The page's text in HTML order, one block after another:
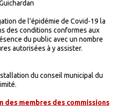
de l'épidémie de Covid-19 la
des conditions conformes aux
du public avec un nombre
autorisées à y assister.
du conseil municipal du
des membres des commissions